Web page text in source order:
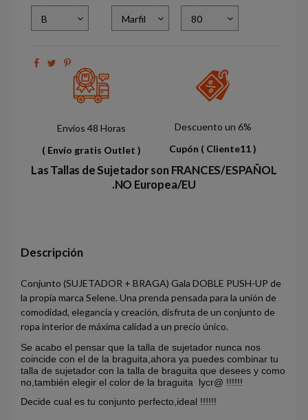
Envios 48 Horas
( Envío gratis Outlet )
Descuento un 6%
Cupón ( Cliente11 )
Las Tallas de Sujetador son FRANCES/ESPAÑOL
.NO Europea/EU
Descripción
Conjunto (SUJETADOR + BRAGA) Gala DOBLE PUSH-UP de
la propia marca Selene. Una prenda pensada para la unión de
comodidad, elegancia y creación, disfruta de un conjunto de
ropa interior de máxima calidad a un precio único.
Se acabo el pensar que la talla de sujetador nunca nos
coincide con el de la braguita,ahora ya puedes combinar tu
talla de sujetador con la talla de braguita que desees y como
no,también elegir el color de la braguita lycr@ !!!!!!
Decide cual es tu conjunto perfecto,ideal !!!!!!